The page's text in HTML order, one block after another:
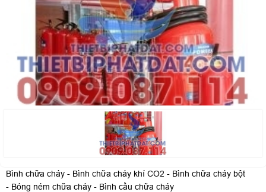
Bình chữa cháy - Bình chữa cháy khí CO2 - Bình chữa cháy bột
- Bóng ném chữa cháy - Bình cầu chữa cháy